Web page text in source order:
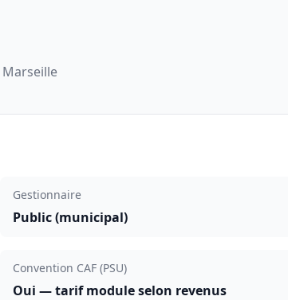
Marseille
Gestionnaire
Public (municipal)
Convention CAF (PSU)
Oui — tarif module selon revenus